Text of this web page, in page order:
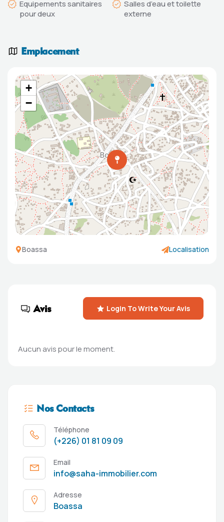
Equipements sanitaires
pour deux
Salles d’eau et toilette
externe
Emplacement
+
−
Boassa Localisation
Avis Login To Write Your Avis
Aucun avis pour le moment.
Nos Contacts
Téléphone
(+226) 01 81 09 09
Email
info@saha-immobilier.com
Adresse
Boassa